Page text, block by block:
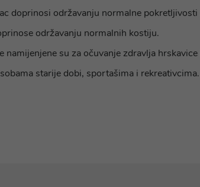
doprinosi održavanju normalne pokretljivosti
održavanju normalnih kostiju.
namijenjene su za očuvanje zdravlja
starije dobi, sportašima i rekreativcima.